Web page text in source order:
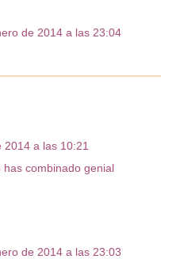
de 2014 a las 23:04
2014 a las 10:21
has combinado genial
de 2014 a las 23:03